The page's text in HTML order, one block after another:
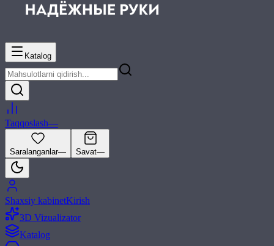
Katalog
Taqqoslash—
Saralanganlar— Savat—
Shaxsiy kabinetKirish
3D Vizualizator
Katalog